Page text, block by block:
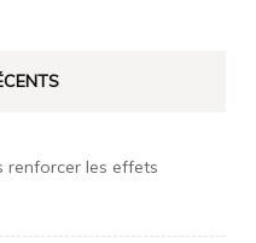
renforcer les effets